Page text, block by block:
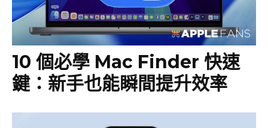
10 個必學 Mac Finder 快速
鍵：新手也能瞬間提升效率